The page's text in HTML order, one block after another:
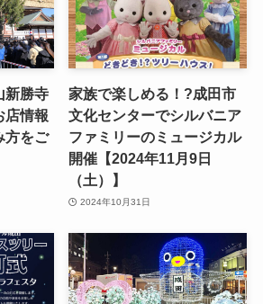
新勝寺
店情報
方をご
家族で楽しめる！?成田市
文化センターでシルバニア
ファミリーのミュージカル
開催【2024年11月9日
（土）】
2024年10月31日